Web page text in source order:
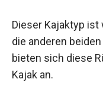
Dieser Kajaktyp
die anderen
bieten sich diese
Kajak an.